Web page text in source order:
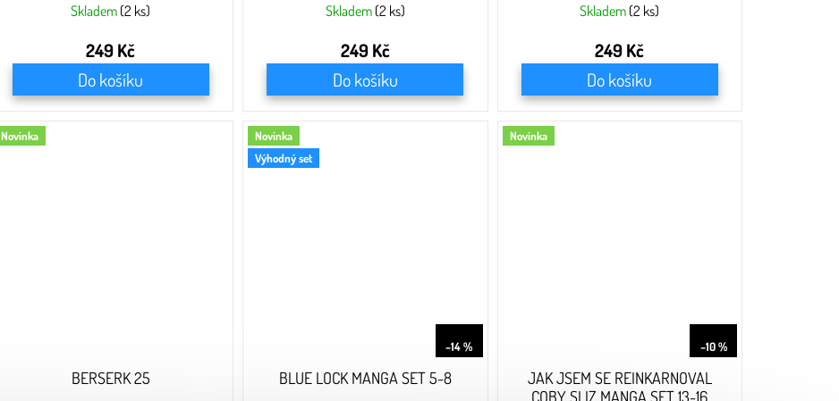
Skladem (2 ks)
249 Kč
Do košíku
Skladem (2 ks)
249 Kč
Do košíku
Skladem (2 ks)
249 Kč
Do košíku
Novinka
BERSERK 25
Novinka
Výhodný set
–14 %
BLUE LOCK MANGA SET 5-8
Novinka
–10 %
JAK JSEM SE REINKARNOVAL
COBY SLIZ MANGA SET 13-16